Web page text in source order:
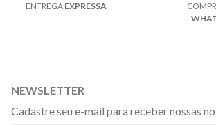
ENTREGA EXPRESSA
NEWSLETTER
Cadastre seu e-mail para receber nossas